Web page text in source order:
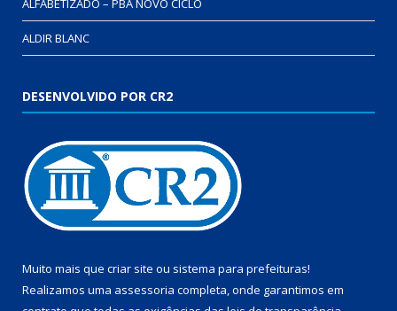
ALFABETIZADO – PBA NOVO CICLO
ALDIR BLANC
DESENVOLVIDO POR CR2
Muito mais que criar site ou sistema para prefeituras!
Realizamos uma assessoria completa, onde garantimos em